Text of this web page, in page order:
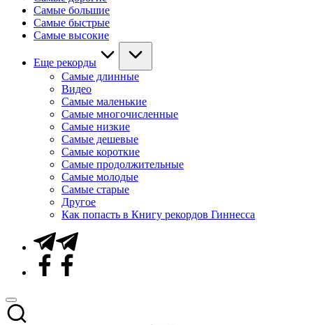
Самые большие
Самые быстрые
Самые высокие
Еще рекорды
Самые длинные
Видео
Самые маленькие
Самые многочисленные
Самые низкие
Самые дешевые
Самые короткие
Самые продолжительные
Самые молодые
Самые старые
Другое
Как попасть в Книгу рекордов Гиннесса
Telegram
Facebook